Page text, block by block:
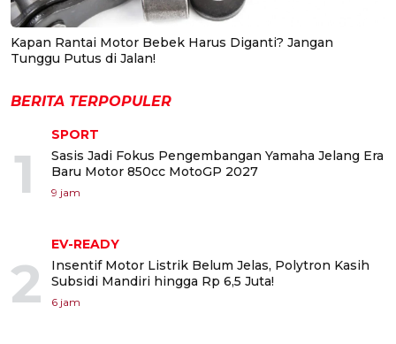
Kapan Rantai Motor Bebek Harus Diganti? Jangan
Tunggu Putus di Jalan!
BERITA TERPOPULER
1
SPORT
Sasis Jadi Fokus Pengembangan Yamaha Jelang Era
Baru Motor 850cc MotoGP 2027
9 jam
2
EV-READY
Insentif Motor Listrik Belum Jelas, Polytron Kasih
Subsidi Mandiri hingga Rp 6,5 Juta!
6 jam